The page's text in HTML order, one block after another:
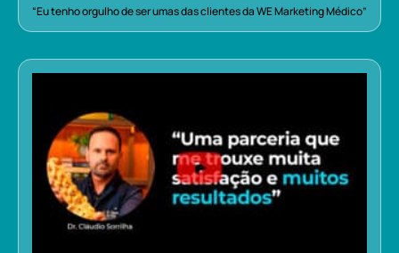
“Eu tenho orgulho de ser umas das clientes da WE Marketing Médico”